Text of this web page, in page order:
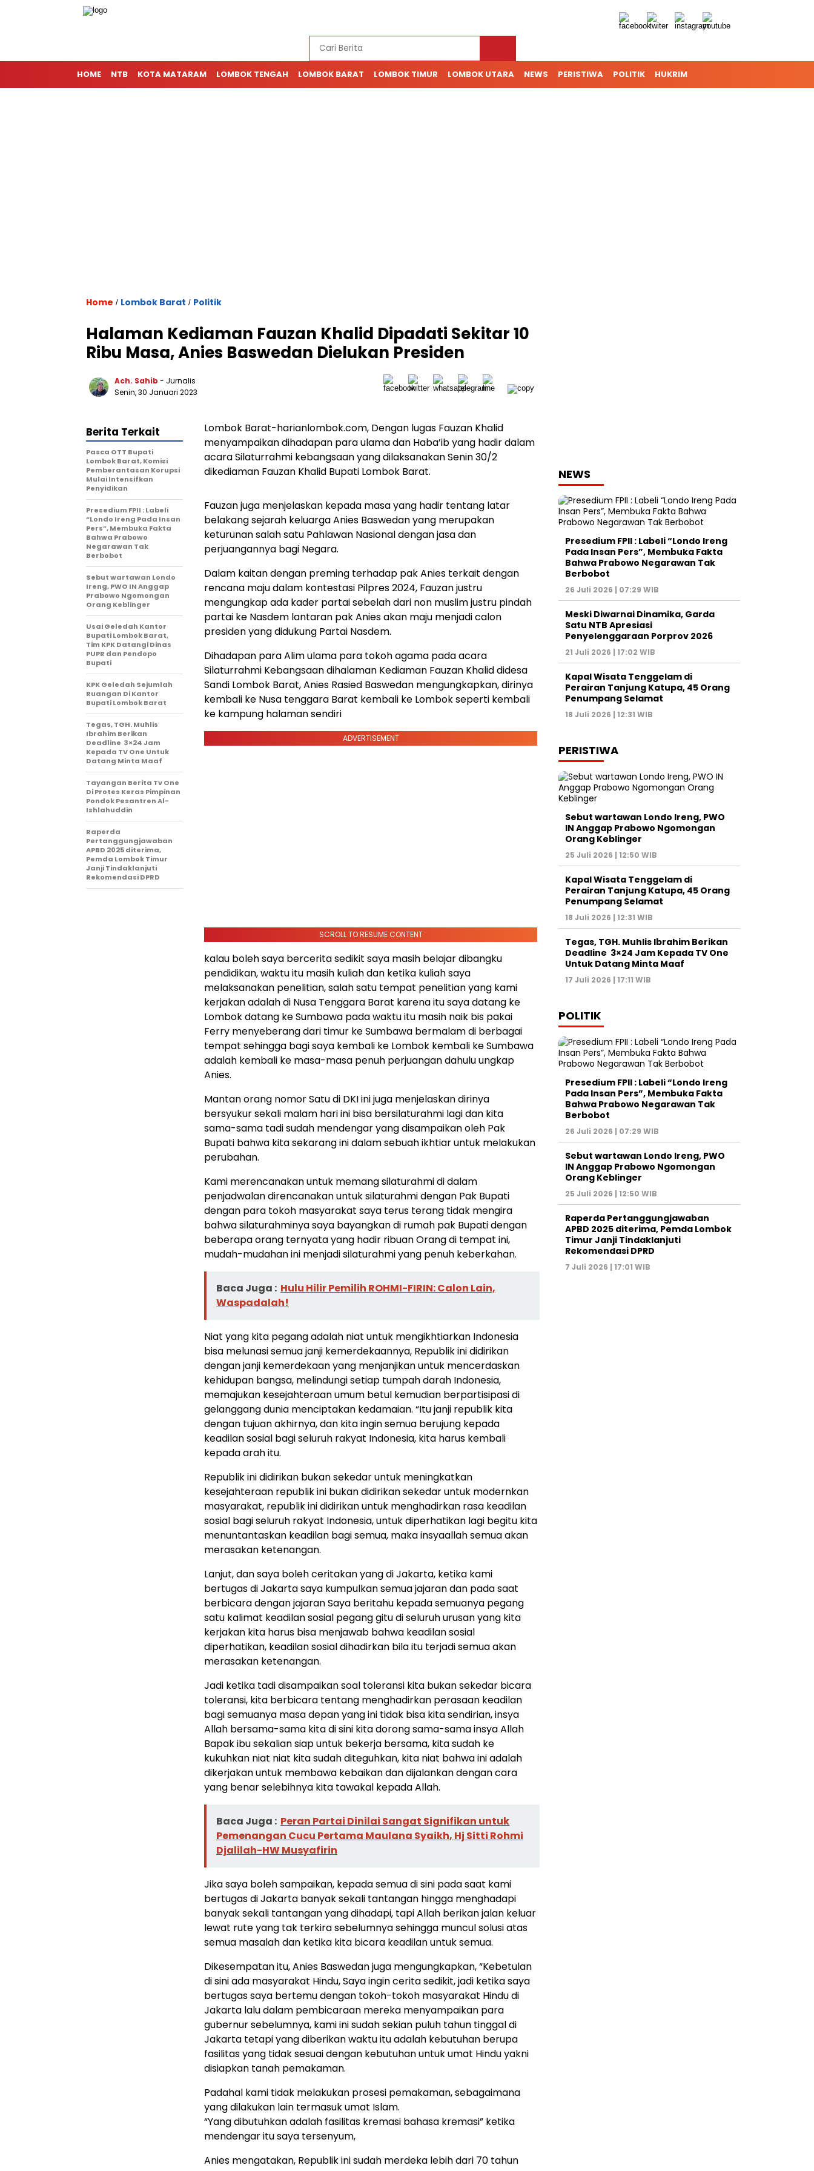
HOME NTB KOTA MATARAM LOMBOK TENGAH LOMBOK BARAT LOMBOK TIMUR LOMBOK UTARA NEWS PERISTIWA POLITIK HUKRIM
Home / Lombok Barat / Politik
Halaman Kediaman Fauzan Khalid Dipadati Sekitar 10
Ribu Masa, Anies Baswedan Dielukan Presiden
Ach. Sahib - Jurnalis
Senin, 30 Januari 2023
Lombok Barat-harianlombok.com, Dengan lugas Fauzan Khalid
menyampaikan dihadapan para ulama dan Haba’ib yang hadir dalam
acara Silaturrahmi kebangsaan yang dilaksanakan Senin 30/2
dikediaman Fauzan Khalid Bupati Lombok Barat.
Fauzan juga menjelaskan kepada masa yang hadir tentang latar
belakang sejarah keluarga Anies Baswedan yang merupakan
keturunan salah satu Pahlawan Nasional dengan jasa dan
perjuangannya bagi Negara.
Dalam kaitan dengan preming terhadap pak Anies terkait dengan
rencana maju dalam kontestasi Pilpres 2024, Fauzan justru
mengungkap ada kader partai sebelah dari non muslim justru pindah
partai ke Nasdem lantaran pak Anies akan maju menjadi calon
presiden yang didukung Partai Nasdem.
Dihadapan para Alim ulama para tokoh agama pada acara
Silaturrahmi Kebangsaan dihalaman Kediaman Fauzan Khalid didesa
Sandi Lombok Barat, Anies Rasied Baswedan mengungkapkan, dirinya
kembali ke Nusa tenggara Barat kembali ke Lombok seperti kembali
ke kampung halaman sendiri
ADVERTISEMENT
SCROLL TO RESUME CONTENT
kalau boleh saya bercerita sedikit saya masih belajar dibangku
pendidikan, waktu itu masih kuliah dan ketika kuliah saya
melaksanakan penelitian, salah satu tempat penelitian yang kami
kerjakan adalah di Nusa Tenggara Barat karena itu saya datang ke
Lombok datang ke Sumbawa pada waktu itu masih naik bis pakai
Ferry menyeberang dari timur ke Sumbawa bermalam di berbagai
tempat sehingga bagi saya kembali ke Lombok kembali ke Sumbawa
adalah kembali ke masa-masa penuh perjuangan dahulu ungkap
Anies.
Mantan orang nomor Satu di DKI ini juga menjelaskan dirinya
bersyukur sekali malam hari ini bisa bersilaturahmi lagi dan kita
sama-sama tadi sudah mendengar yang disampaikan oleh Pak
Bupati bahwa kita sekarang ini dalam sebuah ikhtiar untuk melakukan
perubahan.
Kami merencanakan untuk memang silaturahmi di dalam
penjadwalan direncanakan untuk silaturahmi dengan Pak Bupati
dengan para tokoh masyarakat saya terus terang tidak mengira
bahwa silaturahminya saya bayangkan di rumah pak Bupati dengan
beberapa orang ternyata yang hadir ribuan Orang di tempat ini,
mudah-mudahan ini menjadi silaturahmi yang penuh keberkahan.
Baca Juga : Hulu Hilir Pemilih ROHMI-FIRIN: Calon Lain,
Waspadalah!
Niat yang kita pegang adalah niat untuk mengikhtiarkan Indonesia
bisa melunasi semua janji kemerdekaannya, Republik ini didirikan
dengan janji kemerdekaan yang menjanjikan untuk mencerdaskan
kehidupan bangsa, melindungi setiap tumpah darah Indonesia,
memajukan kesejahteraan umum betul kemudian berpartisipasi di
gelanggang dunia menciptakan kedamaian. “Itu janji republik kita
dengan tujuan akhirnya, dan kita ingin semua berujung kepada
keadilan sosial bagi seluruh rakyat Indonesia, kita harus kembali
kepada arah itu.
Republik ini didirikan bukan sekedar untuk meningkatkan
kesejahteraan republik ini bukan didirikan sekedar untuk modernkan
masyarakat, republik ini didirikan untuk menghadirkan rasa keadilan
sosial bagi seluruh rakyat Indonesia, untuk diperhatikan lagi begitu kita
menuntantaskan keadilan bagi semua, maka insyaallah semua akan
merasakan ketenangan.
Lanjut, dan saya boleh ceritakan yang di Jakarta, ketika kami
bertugas di Jakarta saya kumpulkan semua jajaran dan pada saat
berbicara dengan jajaran Saya beritahu kepada semuanya pegang
satu kalimat keadilan sosial pegang gitu di seluruh urusan yang kita
kerjakan kita harus bisa menjawab bahwa keadilan sosial
diperhatikan, keadilan sosial dihadirkan bila itu terjadi semua akan
merasakan ketenangan.
Jadi ketika tadi disampaikan soal toleransi kita bukan sekedar bicara
toleransi, kita berbicara tentang menghadirkan perasaan keadilan
bagi semuanya masa depan yang ini tidak bisa kita sendirian, insya
Allah bersama-sama kita di sini kita dorong sama-sama insya Allah
Bapak ibu sekalian siap untuk bekerja bersama, kita sudah ke
kukuhkan niat niat kita sudah diteguhkan, kita niat bahwa ini adalah
dikerjakan untuk membawa kebaikan dan dijalankan dengan cara
yang benar selebihnya kita tawakal kepada Allah.
Baca Juga : Peran Partai Dinilai Sangat Signifikan untuk
Pemenangan Cucu Pertama Maulana Syaikh, Hj Sitti Rohmi
Djalilah-HW Musyafirin
Jika saya boleh sampaikan, kepada semua di sini pada saat kami
bertugas di Jakarta banyak sekali tantangan hingga menghadapi
banyak sekali tantangan yang dihadapi, tapi Allah berikan jalan keluar
lewat rute yang tak terkira sebelumnya sehingga muncul solusi atas
semua masalah dan ketika kita bicara keadilan untuk semua.
Dikesempatan itu, Anies Baswedan juga mengungkapkan, “Kebetulan
di sini ada masyarakat Hindu, Saya ingin cerita sedikit, jadi ketika saya
bertugas saya bertemu dengan tokoh-tokoh masyarakat Hindu di
Jakarta lalu dalam pembicaraan mereka menyampaikan para
gubernur sebelumnya, kami ini sudah sekian puluh tahun tinggal di
Jakarta tetapi yang diberikan waktu itu adalah kebutuhan berupa
fasilitas yang tidak sesuai dengan kebutuhan untuk umat Hindu yakni
disiapkan tanah pemakaman.
Padahal kami tidak melakukan prosesi pemakaman, sebagaimana
yang dilakukan lain termasuk umat Islam.
“Yang dibutuhkan adalah fasilitas kremasi bahasa kremasi” ketika
mendengar itu saya tersenyum,
Anies mengatakan, Republik ini sudah merdeka lebih dari 70 tahun
Berita Terkait
Pasca OTT Bupati
Lombok Barat, Komisi
Pemberantasan Korupsi
Mulai Intensifkan
Penyidikan
Presedium FPII : Labeli
“Londo Ireng Pada Insan
Pers”, Membuka Fakta
Bahwa Prabowo
Negarawan Tak
Berbobot
Sebut wartawan Londo
Ireng, PWO IN Anggap
Prabowo Ngomongan
Orang Keblinger
Usai Geledah Kantor
Bupati Lombok Barat,
Tim KPK Datangi Dinas
PUPR dan Pendopo
Bupati
KPK Geledah Sejumlah
Ruangan Di Kantor
Bupati Lombok Barat
Tegas, TGH. Muhlis
Ibrahim Berikan
Deadline 3×24 Jam
Kepada TV One Untuk
Datang Minta Maaf
Tayangan Berita Tv One
Di Protes Keras Pimpinan
Pondok Pesantren Al-
Ishlahuddin
Raperda
Pertanggungjawaban
APBD 2025 diterima,
Pemda Lombok Timur
Janji Tindaklanjuti
Rekomendasi DPRD
NEWS
Presedium FPII : Labeli “Londo Ireng
Pada Insan Pers”, Membuka Fakta
Bahwa Prabowo Negarawan Tak
Berbobot
26 Juli 2026 | 07:29 WIB
Meski Diwarnai Dinamika, Garda
Satu NTB Apresiasi
Penyelenggaraan Porprov 2026 ‎
21 Juli 2026 | 17:02 WIB
Kapal Wisata Tenggelam di
Perairan Tanjung Katupa, 45 Orang
Penumpang Selamat
18 Juli 2026 | 12:31 WIB
PERISTIWA
Sebut wartawan Londo Ireng, PWO
IN Anggap Prabowo Ngomongan
Orang Keblinger
25 Juli 2026 | 12:50 WIB
Kapal Wisata Tenggelam di
Perairan Tanjung Katupa, 45 Orang
Penumpang Selamat
18 Juli 2026 | 12:31 WIB
Tegas, TGH. Muhlis Ibrahim Berikan
Deadline 3×24 Jam Kepada TV One
Untuk Datang Minta Maaf
17 Juli 2026 | 17:11 WIB
POLITIK
Presedium FPII : Labeli “Londo Ireng
Pada Insan Pers”, Membuka Fakta
Bahwa Prabowo Negarawan Tak
Berbobot
26 Juli 2026 | 07:29 WIB
Sebut wartawan Londo Ireng, PWO
IN Anggap Prabowo Ngomongan
Orang Keblinger
25 Juli 2026 | 12:50 WIB
Raperda Pertanggungjawaban
APBD 2025 diterima, Pemda Lombok
Timur Janji Tindaklanjuti
Rekomendasi DPRD
7 Juli 2026 | 17:01 WIB